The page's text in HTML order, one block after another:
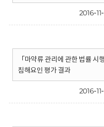
2016-
「마약류 관리에 관한 법률
침해요인 평가 결과
2016-